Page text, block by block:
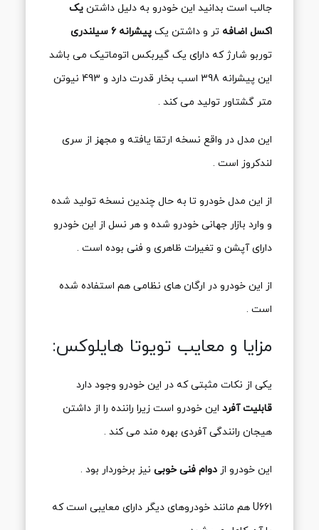
جالب است بدانید این خودرو به دلیل داشتنیک
اکسل اضافه تر و داشتن یکپیشرانه 6 سیلندری
توربو شارژ که دارای یک گیربکس اتوماتیک می باشد
این پیشرانه 398 اسب بخار قدرت دارد و 493 نیوتن
متر گشتاور تولید می کند .
این مدل در واقع نسخه ارتقا یافته و مجهز از سری
لندکروز است .
از این مدل خودرو تا به حال چندین نسخه تولید شده
و وارد بازار جهانی خودرو شده و هر نسل از این خودرو
دارای آپشن و تغیرات ظاهری و فنی بوده است .
از این خودرو در ارگان های نظامی هم استفاده شده
است .
مزایا و معایب تویوتا هایلوکس:
یکی از نکات مثبتی که در این خودرو وجود دارد
قابلیت آفرداین خودرو است زیرا راننده را از داشتن
هیجان رانندگی آفردی بهره مند می کند .
این خودرو از دوام فنی خوبینیز برخوردار بود .
U661 هم مانند خودروهای دیگر دارای معایبی است که